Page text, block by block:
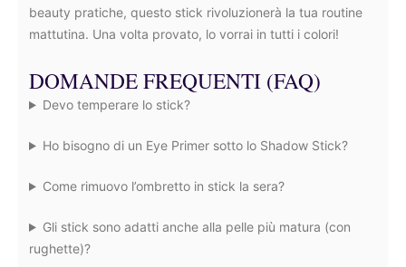
beauty pratiche, questo stick rivoluzionerà la tua routine
mattutina. Una volta provato, lo vorrai in tutti i colori!
DOMANDE FREQUENTI (FAQ)
Devo temperare lo stick?
Ho bisogno di un Eye Primer sotto lo Shadow Stick?
Come rimuovo l’ombretto in stick la sera?
Gli stick sono adatti anche alla pelle più matura (con
rughette)?